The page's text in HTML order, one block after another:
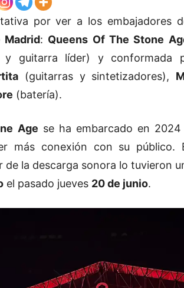
por ver a los embajadores
Madrid: Queens Of The Stone
y guitarra líder) y conformada
(guitarras y sintetizadores),
(batería).
Age se ha embarcado en
más conexión con su público.
de la descarga sonora lo tuvieron
el pasado jueves 20 de junio.